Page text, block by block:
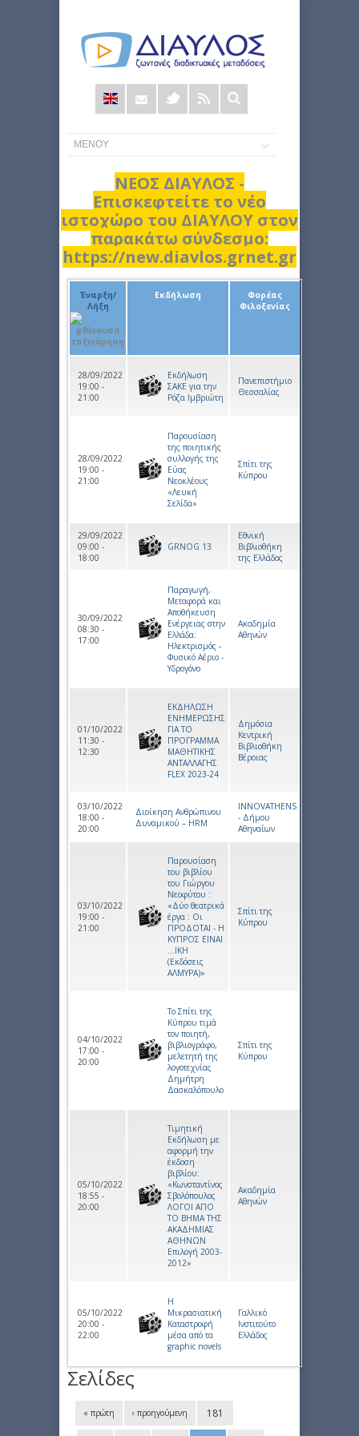
Φόρμα
αναζήτησης
ΝΕΟΣ ΔΙΑΥΛΟΣ -
Επισκεφτείτε το νέο
ιστοχώρο του ΔΙΑΥΛΟΥ στον
παρακάτω σύνδεσμο:
https://new.diavlos.grnet.gr
Έναρξη/
Λήξη
Εκδήλωση
Φορέας
Φιλοξενίας
28/09/2022
19:00 -
21:00
Εκδήλωση
ΣΑΚΕ για την
Ρόζα Ιμβριώτη
Πανεπιστήμιο
Θεσσαλίας
28/09/2022
19:00 -
21:00
Παρουσίαση
της ποιητικής
συλλογής της
Εύας
Νεοκλέους
«Λευκή
Σελίδα»
Σπίτι της
Κύπρου
29/09/2022
09:00 -
18:00
GRNOG 13
Εθνική
Βιβλιοθήκη
της Ελλάδος
30/09/2022
08:30 -
17:00
Παραγωγή,
Μεταφορά και
Αποθήκευση
Ενέργειας στην
Ελλάδα:
Ηλεκτρισμός -
Φυσικό Αέριο -
Υδρογόνο
Ακαδημία
Αθηνών
01/10/2022
11:30 -
12:30
ΕΚΔΗΛΩΣΗ
ΕΝΗΜΕΡΩΣΗΣ
ΓΙΑ ΤΟ
ΠΡΟΓΡΑΜΜΑ
ΜΑΘΗΤΙΚΗΣ
ΑΝΤΑΛΛΑΓΗΣ
FLEX 2023-24
Δημόσια
Κεντρική
Βιβλιοθήκη
Βέροιας
03/10/2022
18:00 -
20:00
Διοίκηση Ανθρώπινου
Δυναμικού – HRM
INNOVATHENS
- Δήμου
Αθηναίων
03/10/2022
19:00 -
21:00
Παρουσίαση
του βιβλίου
του Γιώργου
Νεοφύτου :
«Δύο θεατρικά
έργα : Οι
ΠΡΟΔΟΤΑΙ - Η
ΚΥΠΡΟΣ ΕΙΝΑΙ
…ΙΚΗ
(Εκδόσεις
ΑΛΜΥΡΑ)»
Σπίτι της
Κύπρου
04/10/2022
17:00 -
20:00
Το Σπίτι της
Κύπρου τιμά
τον ποιητή,
βιβλιογράφο,
μελετητή της
λογοτεχνίας
Δημήτρη
Δασκαλόπουλο
Σπίτι της
Κύπρου
05/10/2022
18:55 -
20:00
Τιμητική
Εκδήλωση με
αφορμή την
έκδοση
βιβλίου:
«Κωνσταντίνος
Σβολόπουλος
ΛΟΓΟΙ ΑΠΟ
ΤΟ ΒΗΜΑ ΤΗΣ
ΑΚΑΔΗΜΙΑΣ
ΑΘΗΝΩΝ
Επιλογή 2003-
2012»
Ακαδημία
Αθηνών
05/10/2022
20:00 -
22:00
Η
Μικρασιατική
Καταστροφή
μέσα από τα
graphic novels
Γαλλικό
Ινστιτούτο
Ελλάδος
Σελίδες
« πρώτη ‹ προηγούμενη 181